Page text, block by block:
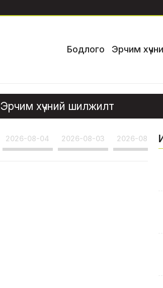
Бодлого Эрчим
Эрчим хүчний шилжилт
2026-08-04 2026-08-03 2026-08-02